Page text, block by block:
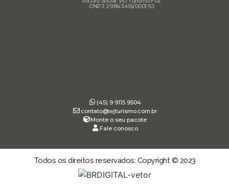
CNPJ: 29.843.416/0001-53
(45) 9 9115 9504
contato@wjturismo.com.br
Monte o seu pacote
Fale conosco
Todos os direitos reservados: Copyright © 2023